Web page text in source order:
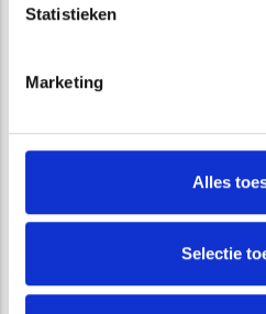
Statistieken
Marketing
Alles
Selectie
DIENSTEN
RIVIERKREEFTEN